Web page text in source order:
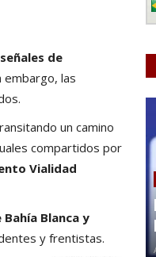
señales de
embargo, las
un camino
compartidos por
Vialidad
Blanca y
y frentistas.